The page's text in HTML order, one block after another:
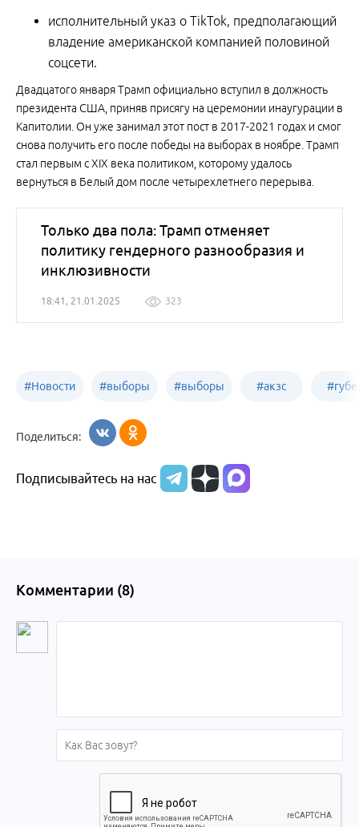
исполнительный указ о TikTok, предполагающий
владение американской компанией половиной
соцсети.
Двадцатого января Трамп официально вступил в должность
президента США, приняв присягу на церемонии инаугурации в
Капитолии. Он уже занимал этот пост в 2017-2021 годах и смог
снова получить его после победы на выборах в ноябре. Трамп
стал первым с XIX века политиком, которому удалось
вернуться в Белый дом после четырехлетнего перерыва.
Только два пола: Трамп отменяет
политику гендерного разнообразия и
инклюзивности
18:41, 21.01.2025 323
#Новости #выборы
в Бийске
#выборы #акзс #
Поделиться:
Подписывайтесь на нас
Комментарии (8)